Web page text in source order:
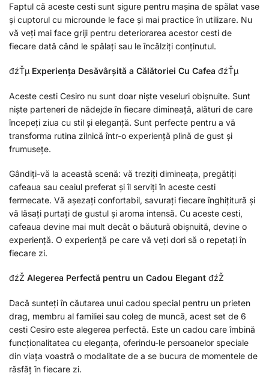
Faptul că aceste cesti sunt sigure pentru mașina de spălat vase
și cuptorul cu microunde le face și mai practice în utilizare. Nu
vă veți mai face griji pentru deteriorarea acestor cesti de
fiecare dată când le spălați sau le încălziți conținutul.
đźŤµ Experiența Desăvârșită a Călătoriei Cu Cafea đźŤµ
Aceste cesti Cesiro nu sunt doar niște veseluri obișnuite. Sunt
niște parteneri de nădejde în fiecare dimineață, alături de care
începeți ziua cu stil și eleganță. Sunt perfecte pentru a vă
transforma rutina zilnică într-o experiență plină de gust și
frumusețe.
Gândiți-vă la această scenă: vă treziți dimineața, pregătiți
cafeaua sau ceaiul preferat și îl serviți în aceste cesti
fermecate. Vă așezați confortabil, savurați fiecare înghițitură și
vă lăsați purtați de gustul și aroma intensă. Cu aceste cesti,
cafeaua devine mai mult decât o băutură obișnuită, devine o
experiență. O experiență pe care vă veți dori să o repetați în
fiecare zi.
đźŽ Alegerea Perfectă pentru un Cadou Elegant đźŽ
Dacă sunteți în căutarea unui cadou special pentru un prieten
drag, membru al familiei sau coleg de muncă, acest set de 6
cesti Cesiro este alegerea perfectă. Este un cadou care îmbină
funcționalitatea cu eleganța, oferindu-le persoanelor speciale
din viața voastră o modalitate de a se bucura de momentele de
răsfăț în fiecare zi.